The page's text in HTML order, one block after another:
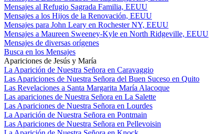
Mensajes al Refugio Sagrada Familia, EEUU
Mensajes a los Hijos de la Renovación, EEUU
Mensajes para John Leary en Rochester NY, EEUU
Mensajes a Maureen Sweeney-Kyle en North Ridgeville, EEUU
Mensajes de diversas orígenes
Busca en los Mensajes
Apariciones de Jesús y María
La Aparición de Nuestra Señora en Caravaggio
Las Apariciones de Nuestra Señora del Buen Suceso en Quito
Las Revelaciones a Santa Margarita María Alacoque
Las apariciones de Nuestra Señora en La Salette
Las Apariciones de Nuestra Señora en Lourdes
La Aparición de Nuestra Señora en Pontmain
Las Apariciones de Nuestra Señora en Pellevoisin